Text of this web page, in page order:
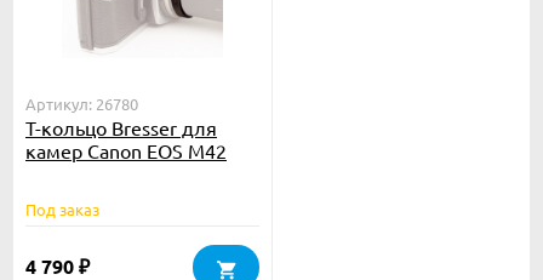
Артикул: 26780
Т-кольцо Bresser для
камер Canon EOS M42
Под заказ
4 790 ₽